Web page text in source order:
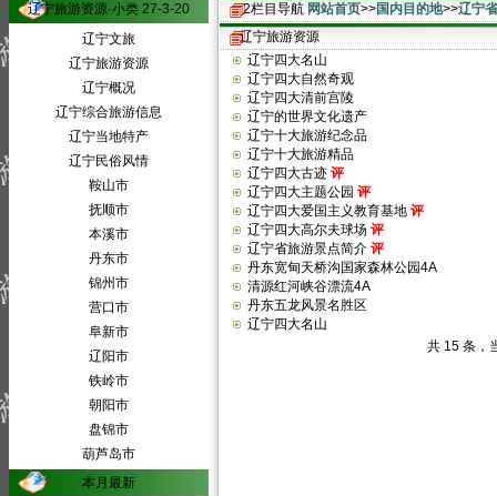
辽宁旅游资源·小类 27-3-20
辽宁文旅
辽宁旅游资源
辽宁概况
辽宁综合旅游信息
辽宁当地特产
辽宁民俗风情
鞍山市
抚顺市
本溪市
丹东市
锦州市
营口市
阜新市
辽阳市
铁岭市
朝阳市
盘锦市
葫芦岛市
本月最新
2栏目导航 网站首页>>国内目的地>>辽宁省
辽宁旅游资源
辽宁四大名山
辽宁四大自然奇观
辽宁四大清前宫陵
辽宁的世界文化遗产
辽宁十大旅游纪念品
辽宁十大旅游精品
辽宁四大古迹 评
辽宁四大主题公园 评
辽宁四大爱国主义教育基地 评
辽宁四大高尔夫球场 评
辽宁省旅游景点简介 评
丹东宽甸天桥沟国家森林公园4A
清源红河峡谷漂流4A
丹东五龙风景名胜区
辽宁四大名山
共 15 条，